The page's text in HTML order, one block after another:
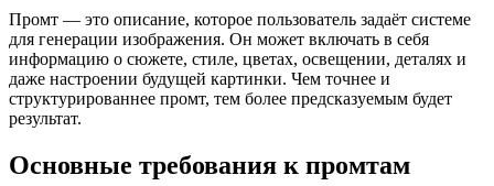
Промт — это описание, которое пользователь задаёт системе
для генерации изображения. Он может включать в себя
информацию о сюжете, стиле, цветах, освещении, деталях и
даже настроении будущей картинки. Чем точнее и
структурированнее промт, тем более предсказуемым будет
результат.
Основные требования к промтам